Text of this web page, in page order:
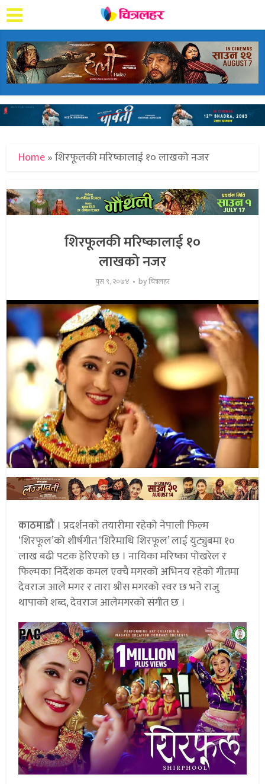
Home»शिरफूलकी मरिष्कालाई १० लाखको नजर
शिरफूलकी मरिष्कालाई १०
लाखको नजर
पुस ९, २०७४ byचित्रलहर
काठमाडौं। प्रदर्शनको तयारीमा रहेको नेपाली फिल्म
‘शिरफूल’को शीर्षगीत ‘शिरैमाथि शिरफूल’ लाई युट्युबमा १०
लाख बढी पटक हेरिएको छ । नायिका मरिष्का पोखरेल र
फिल्मका निर्देशक कमल एक्चै मगरको अभिनय रहेको गीतमा
देवराज आले मगर र तारा श्रीस मगरको स्वर छ भने राजु
थापाको शब्द, देवराज आलेमगरको संगीत छ ।